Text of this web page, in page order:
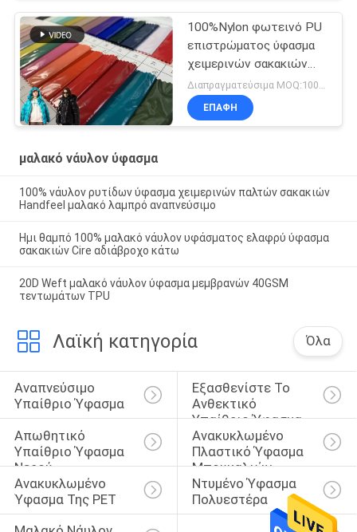
100%Nylon φωτεινό PU
επιστρώματος ύφασμα
χειμερινών σακακιών
προσοχής πετρελαίου
ανθεκτικό εύκολο
Διαπραγματεύσιμα MOQ:1000 MTRS
ΕΠΑΦΉ
μαλακό νάυλον ύφασμα
100% νάυλον ρυτίδων ύφασμα χειμερινών παλτών σακακιών
Handfeel μαλακό λαμπρό αναπνεύσιμο
Ημι θαμπό 100% μαλακό νάυλον υφάσματος ελαφρύ ύφασμα
σακακιών Cire αδιάβροχο κάτω
20D Weft μαλακό νάυλον ύφασμα μεμβρανών 40GSM
τεντωμάτων TPU
Λαϊκή κατηγορία Όλα
Αναπνεύσιμο
Υπαίθριο Ύφασμα
Εξασθενίστε Το
Ανθεκτικό
Υπαίθριο Ύφασμα
Απωθητικό
Υπαίθριο Ύφασμα
Νερού
Ανακυκλωμένο
Πλαστικό Ύφασμα
Μπουκαλιών
Ανακυκλωμένο
Ύφασμα Της PET
Ντυμένο Ύφασμα
Πολυεστέρα